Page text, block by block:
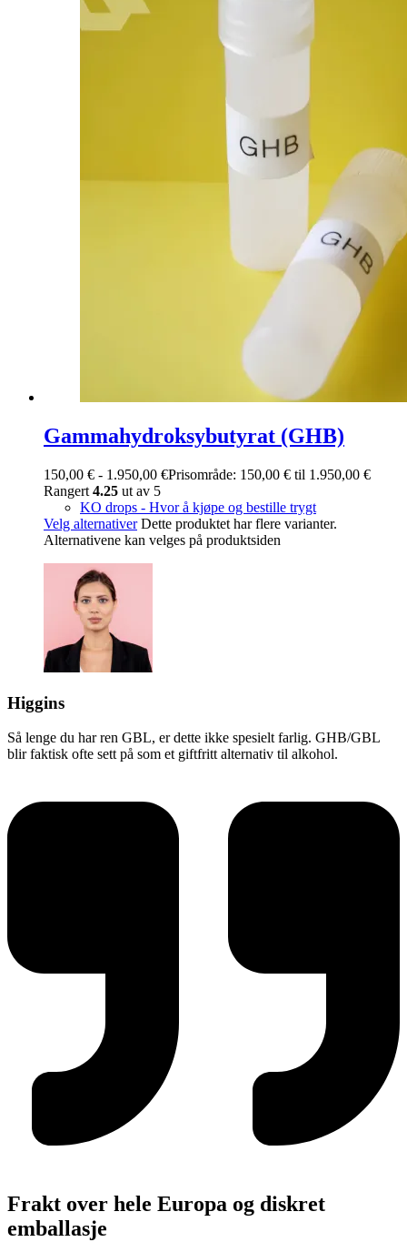
Gammahydroksybutyrat (GHB)
150,00 € - 1.950,00 €Prisområde: 150,00 € til 1.950,00 €
Rangert 4.25 ut av 5
KO drops - Hvor å kjøpe og bestille trygt
Velg alternativer Dette produktet har flere varianter.
Alternativene kan velges på produktsiden
Higgins
Så lenge du har ren GBL, er dette ikke spesielt farlig. GHB/GBL
blir faktisk ofte sett på som et giftfritt alternativ til alkohol.
Frakt over hele Europa og diskret
emballasje